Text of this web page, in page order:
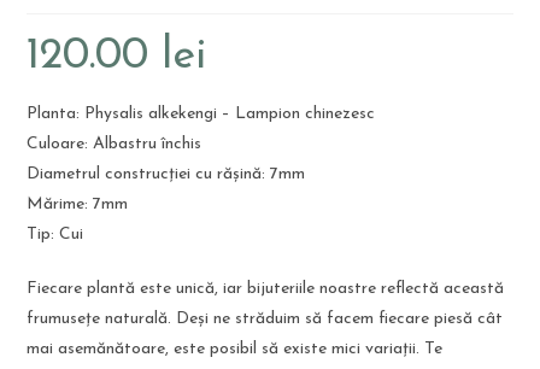
120.00 lei
Planta: Physalis alkekengi – Lampion chinezesc
Culoare: Albastru închis
Diametrul construcției cu rășină: 7mm
Mărime: 7mm
Tip: Cui
Fiecare plantă este unică, iar bijuteriile noastre reflectă această
frumusețe naturală. Deși ne străduim să facem fiecare piesă cât
mai asemănătoare, este posibil să existe mici variații. Te